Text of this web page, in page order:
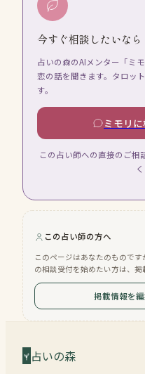
今すぐ相談したいなら
占いの森のAIメンター「ミ
恋の話を聞きます。タロッ
す。
ミモリに
この占い師への直接のご相
この占い師の方へ
このページはあなたのもので
の相談受付を始めたい方は、掲
掲載情報を
占いの森